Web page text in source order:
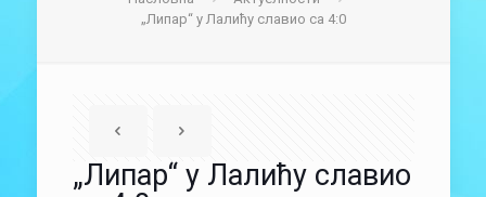
„Липар“ у Лалићу славио са 4:0
„Липар“ у Лалићу славио